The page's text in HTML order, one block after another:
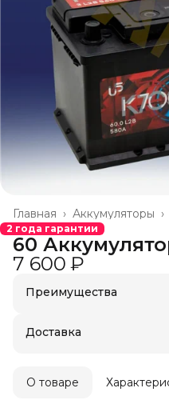
Аккумуляторы ›
Главная ›
2 года гарантии
60
7 600 ₽
Преимущества
Доставка в пункты
Доставка
О товаре